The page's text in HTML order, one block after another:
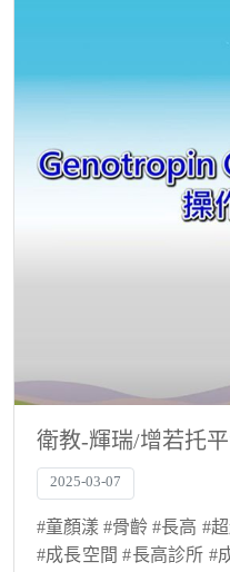
衛教-輝瑞/增若托
2025-03-07
#童顏漾 #骨齡 #長高 #
#成長空間 #長高診所 #